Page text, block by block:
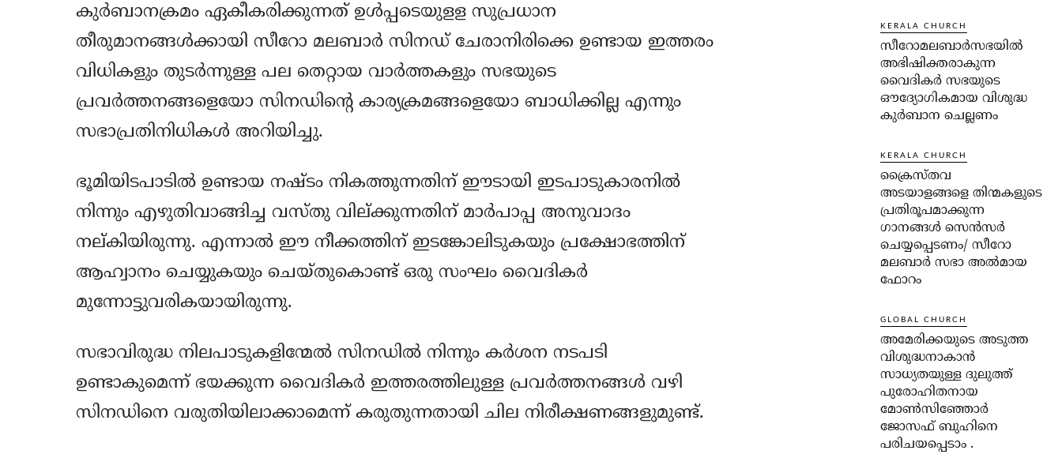
കുര്‍ബാനക്രമം ഏകീകരിക്കുന്നത് ഉള്‍പ്പടെയുളള സുപ്രധാന
തീരുമാനങ്ങള്‍ക്കായി സീറോ മലബാര്‍ സിനഡ് ചേരാനിരിക്കെ ഉണ്ടായ ഇത്തരം
വിധികളും തുടര്‍ന്നുള്ള പല തെറ്റായ വാര്‍ത്തകളും സഭയുടെ
പ്രവര്‍ത്തനങ്ങളെയോ സിനഡിന്റെ കാര്യക്രമങ്ങളെയോ ബാധിക്കില്ല എന്നും
സഭാപ്രതിനിധികള്‍ അറിയിച്ചു.
ഭൂമിയിടപാടില്‍ ഉണ്ടായ നഷ്ടം നികത്തുന്നതിന് ഈടായി ഇടപാടുകാരനില്‍
നിന്നും എഴുതിവാങ്ങിച്ച വസ്തു വില്ക്കുന്നതിന് മാര്‍പാപ്പ അനുവാദം
നല്കിയിരുന്നു. എന്നാല്‍ ഈ നീക്കത്തിന് ഇടങ്കോലിടുകയും പ്രക്ഷോഭത്തിന്
ആഹ്വാനം ചെയ്യുകയും ചെയ്തുകൊണ്ട് ഒരു സംഘം വൈദികര്‍
മുന്നോട്ടുവരികയായിരുന്നു.
സഭാവിരുദ്ധ നിലപാടുകളിന്മേല്‍ സിനഡില്‍ നിന്നും കര്‍ശന നടപടി
ഉണ്ടാകുമെന്ന് ഭയക്കുന്ന വൈദികര്‍ ഇത്തരത്തിലുള്ള പ്രവര്‍ത്തനങ്ങള്‍ വഴി
സിനഡിനെ വരുതിയിലാക്കാമെന്ന് കരുതുന്നതായി ചില നിരീക്ഷണങ്ങളുമുണ്ട്.
KERALA CHURCH
സീറോമലബാർസഭയിൽ
അഭിഷിക്തരാകുന്ന
വൈദികർ സഭയുടെ
ഔദ്യോഗികമായ വിശുദ്ധ
കുർബാന ചെല്ലണം
KERALA CHURCH
ക്രൈസ്തവ
അടയാളങ്ങളെ തിന്മകളുടെ
പ്രതിരൂപമാക്കുന്ന
ഗാനങ്ങൾ സെൻസർ
ചെയ്യപ്പെടണം/ സീറോ
മലബാർ സഭാ അൽമായ
ഫോറം
GLOBAL CHURCH
അമേരിക്കയുടെ അടുത്ത
വിശുദ്ധനാകാൻ
സാധ്യതയുള്ള ദുലുത്ത്
പുരോഹിതനായ
മോൺസിഞ്ഞോർ
ജോസഫ് ബുഹിനെ
പരിചയപ്പെടാം .